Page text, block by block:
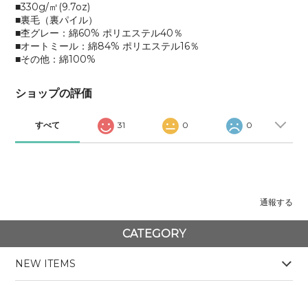
■330g/㎡(9.7oz)
■裏毛（裏パイル）
■杢グレー：綿60% ポリエステル40％
■オートミール：綿84% ポリエステル16％
■その他：綿100%
ショップの評価
すべて 31 0 0
通報する
CATEGORY
NEW ITEMS